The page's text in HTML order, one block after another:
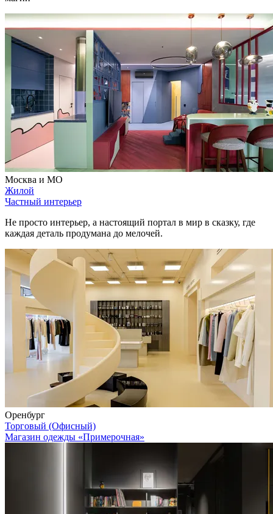
Москва и МО
Жилой
Частный интерьер
Не просто интерьер, а настоящий портал в мир в сказку, где
каждая деталь продумана до мелочей.
Оренбург
Торговый (Офисный)
Магазин одежды «Примерочная»